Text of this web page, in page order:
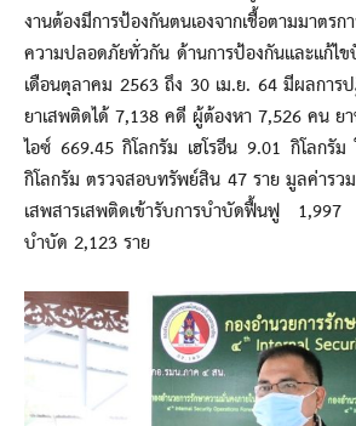
งานต้องมีการป้องกันตนเองจากเชื้อตามมาตรก
ความปลอดภัยทั่วกัน ด้านการป้องกันและแก้ไ
เดือนตุลาคม 2563 ถึง 30 เม.ย. 64 มีผลกา
ยาเสพติดได้ 7,138 คดี ผู้ต้องหา 7,526 คน ย
ไอซ์ 669.45 กิโลกรัม เฮโรอีน 9.01 กิโลกรั
กิโลกรัม ตรวจสอบทรัพย์สิน 47 ราย มูลค่าร
เสพสารเสพติดเข้ารับการบำบัดฟื้นฟู
บำบัด 2,123 ราย